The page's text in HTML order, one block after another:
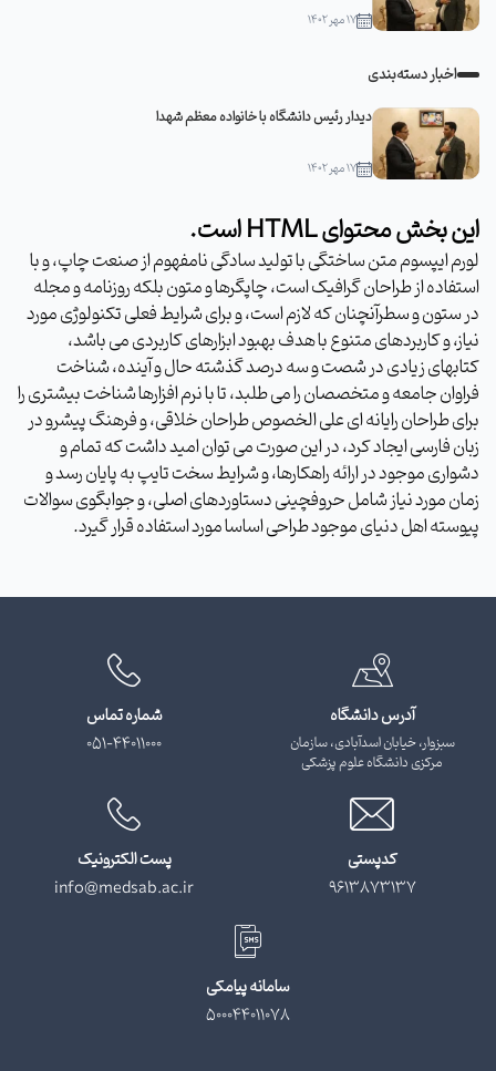
۱۷ مهر ۱۴۰۲
اخبار دسته‌بندی
دیدار رئیس دانشگاه با خانواده معظم شهدا
۱۷ مهر ۱۴۰۲
این بخش محتوای HTML است.
لورم ایپسوم متن ساختگی با تولید سادگی نامفهوم از صنعت چاپ، و با
استفاده از طراحان گرافیک است، چاپگرها و متون بلکه روزنامه و مجله
در ستون و سطرآنچنان که لازم است، و برای شرایط فعلی تکنولوژی مورد
نیاز، و کاربردهای متنوع با هدف بهبود ابزارهای کاربردی می باشد،
کتابهای زیادی در شصت و سه درصد گذشته حال و آینده، شناخت
فراوان جامعه و متخصصان را می طلبد، تا با نرم افزارها شناخت بیشتری را
برای طراحان رایانه ای علی الخصوص طراحان خلاقی، و فرهنگ پیشرو در
زبان فارسی ایجاد کرد، در این صورت می توان امید داشت که تمام و
دشواری موجود در ارائه راهکارها، و شرایط سخت تایپ به پایان رسد و
زمان مورد نیاز شامل حروفچینی دستاوردهای اصلی، و جوابگوی سوالات
پیوسته اهل دنیای موجود طراحی اساسا مورد استفاده قرار گیرد.
آدرس دانشگاه
سبزوار، خیابان اسدآبادی، سازمان
مرکزی دانشگاه علوم پزشکی
شماره تماس
051-44011000
کدپستی
9613873137
پست الکترونیک
info@medsab.ac.ir
سامانه پیامکی
500044011078